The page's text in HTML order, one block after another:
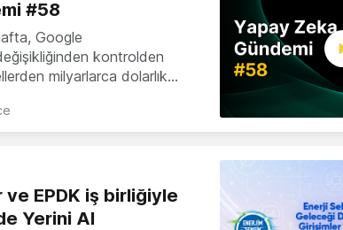
#58
Google
kontrolden
milyarlarca dolarlık…
ve EPDK iş birliğiyle
Yerini Al